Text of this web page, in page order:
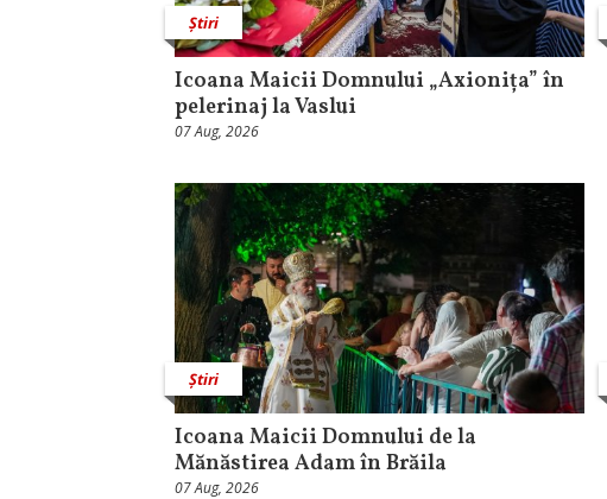
Știri
Icoana Maicii Domnului „Axionița” în
pelerinaj la Vaslui
07 Aug, 2026
Știri
Icoana Maicii Domnului de la
Mănăstirea Adam în Brăila
07 Aug, 2026